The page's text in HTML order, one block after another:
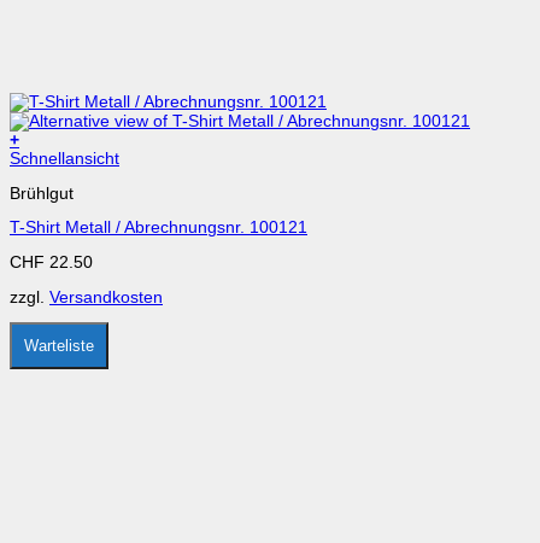
+
Dieses
weist
Varianten
Die
können
auf
der
Produktseite
gewählt
Schnellansicht
Brühlgut
T-Shirt Metall / Abrechnungsnr. 100121
CHF 22.50
zzgl. Versandkosten
Warteliste